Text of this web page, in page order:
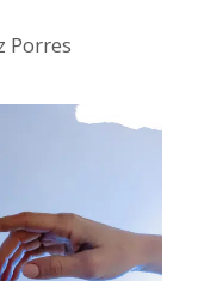
Porres